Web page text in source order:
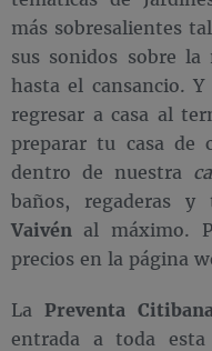
más sobresalientes
sus sonidos sobre
hasta el cansancio.
regresar a casa al
preparar tu casa de
dentro de nuestra
baños, regaderas
Vaivén al máximo.
precios en la página
LaPreventa
entrada a toda esta